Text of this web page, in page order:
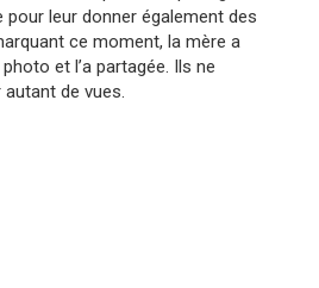
leur donner également des
ce moment, la mère a
et l’a partagée. Ils ne
autant de vues.